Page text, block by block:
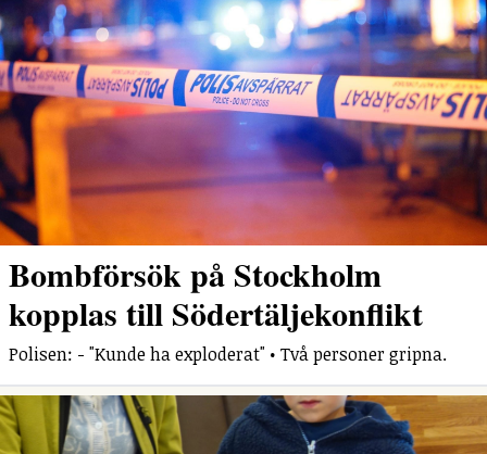
Bombförsök på Stockholm
kopplas till Södertäljekonflikt
Polisen: - "Kunde ha exploderat" • Två personer gripna.